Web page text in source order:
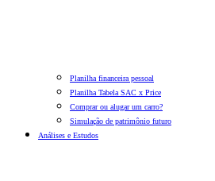
Planilha financeira pessoal
Planilha Tabela SAC x Price
Comprar ou alugar um carro?
Simulação de patrimônio futuro
Análises e Estudos